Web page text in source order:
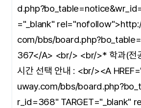
="_blank"
com/bbs/
367</A> <br/> <br/>* 학과(전
시간 선택 안내 : <br/><A
uway.com/bbs/
r_id=368" TARGET="_blank"